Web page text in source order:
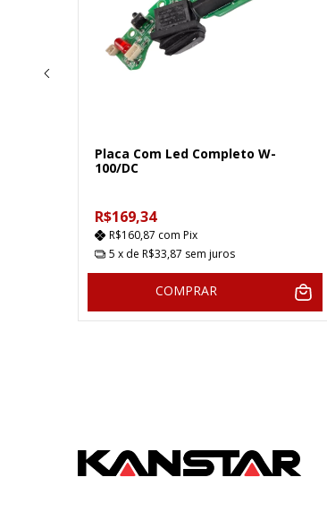
Placa Com Led Completo W-
100/DC
R$169,34
R$160,87 com Pix
5 x de R$33,87 sem juros
COMPRAR